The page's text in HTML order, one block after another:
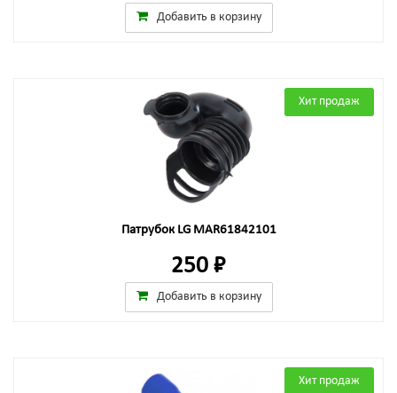
Добавить в корзину
Хит продаж
Патрубок LG MAR61842101
250 ₽
Добавить в корзину
Хит продаж